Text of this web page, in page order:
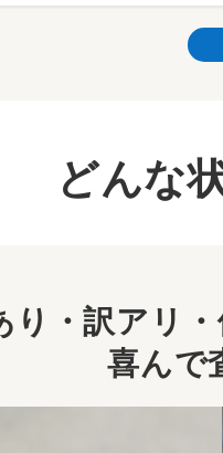
どんな
り・訳アリ
喜んで